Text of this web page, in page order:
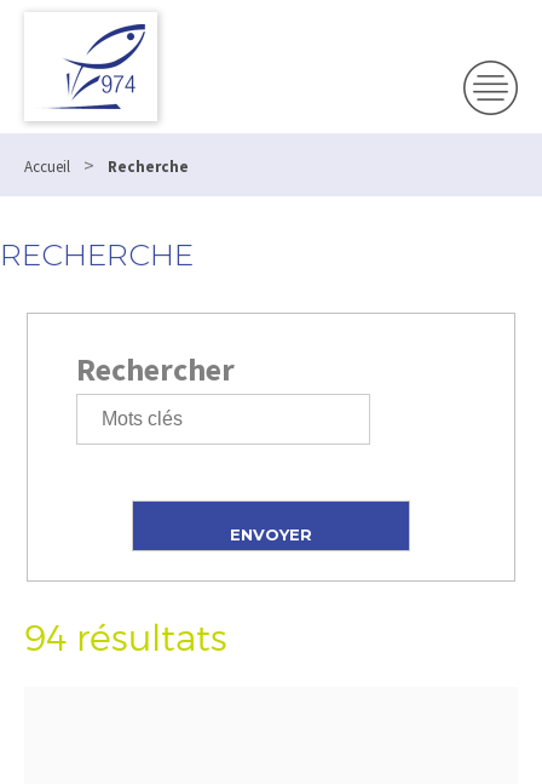
Accueil > Recherche
RECHERCHE
Rechercher
94 résultats